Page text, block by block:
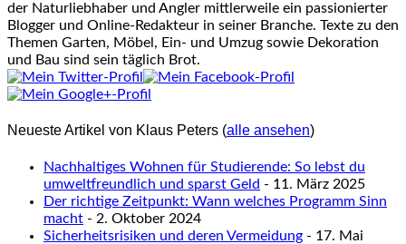
der Naturliebhaber und Angler mittlerweile ein passionierter
Blogger und Online-Redakteur in seiner Branche. Texte zu den
Themen Garten, Möbel, Ein- und Umzug sowie Dekoration
und Bau sind sein täglich Brot.
Neueste Artikel von Klaus Peters (alle ansehen)
Nachhaltiges Wohnen für Studierende: So lebst du
umweltfreundlich und sparst Geld - 11. März 2025
Der richtige Zeitpunkt: Wann welches Programm Sinn
macht - 2. Oktober 2024
Sicherheitsrisiken und deren Vermeidung - 17. Mai